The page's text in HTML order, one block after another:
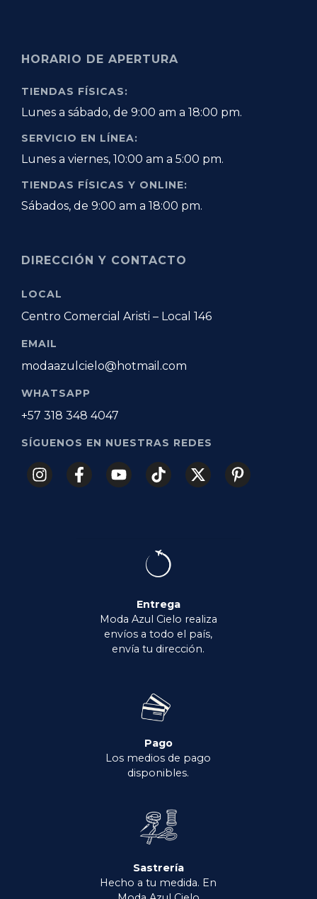
HORARIO DE APERTURA
TIENDAS FÍSICAS:
Lunes a sábado, de 9:00 am a 18:00 pm.
SERVICIO EN LÍNEA:
Lunes a viernes, 10:00 am a 5:00 pm.
TIENDAS FÍSICAS Y ONLINE:
Sábados, de 9:00 am a 18:00 pm.
DIRECCIÓN Y CONTACTO
LOCAL
Centro Comercial Aristi – Local 146
EMAIL
modaazulcielo@hotmail.com
WHATSAPP
+57 318 348 4047
SÍGUENOS EN NUESTRAS REDES
Entrega
Moda Azul Cielo realiza
envíos a todo el país,
envía tu dirección.
Pago
Los medios de pago
disponibles.
Sastrería
Hecho a tu medida. En